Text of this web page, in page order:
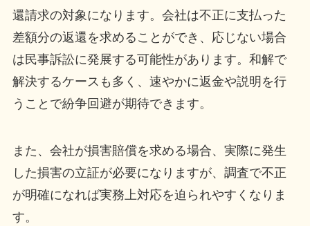
還請求の対象になります。会社は不正に支払った
差額分の返還を求めることができ、応じない場合
は民事訴訟に発展する可能性があります。和解で
解決するケースも多く、速やかに返金や説明を行
うことで紛争回避が期待できます。
また、会社が損害賠償を求める場合、実際に発生
した損害の立証が必要になりますが、調査で不正
が明確になれば実務上対応を迫られやすくなりま
す。